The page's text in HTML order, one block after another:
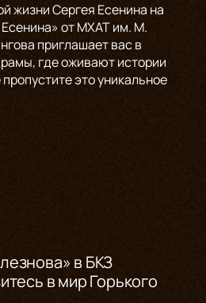
жизни Сергея Есенина на
от МХАТ им. М.
приглашает вас в
где оживают истории
это уникальное
в БКЗ
в мир Горького